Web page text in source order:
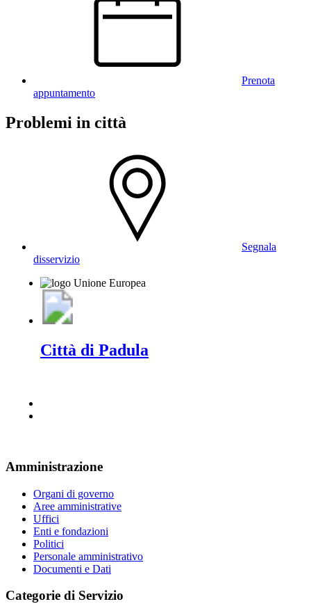
Prenota
appuntamento
Problemi in città
Segnala
disservizio
Città di Padula
Amministrazione
Organi di governo
Aree amministrative
Uffici
Enti e fondazioni
Politici
Personale amministrativo
Documenti e Dati
Categorie di Servizio